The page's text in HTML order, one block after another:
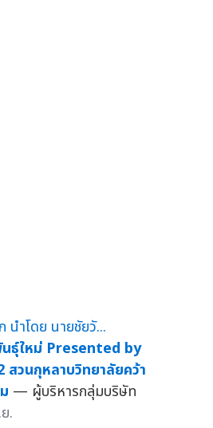
ธุ์ใหม่ Presented by
วนกุหลาบวิทยาลัยคว้า
— ผู้บริหารกลุ่มบริษัท
.